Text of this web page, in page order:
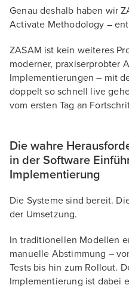
Genau deshalb haben wir
Activate Methodology –
ZASAM ist kein weiteres
moderner, praxiserprobter
Implementierungen – mit
doppelt so schnell live
vom ersten Tag an
Die wahre
in der Software
Implementierung
Die Systeme sind bereit.
der Umsetzung.
In traditionellen Modellen
manuelle Abstimmung –
Tests bis hin zum Rollout.
Implementierung ist dabei